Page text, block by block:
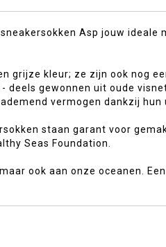
Asp jouw ideale
kleur; ze zijn ook nog
gewonnen uit oude
vermogen dankzij hun
staan garant voor
Seas Foundation.
ook aan onze oceanen.